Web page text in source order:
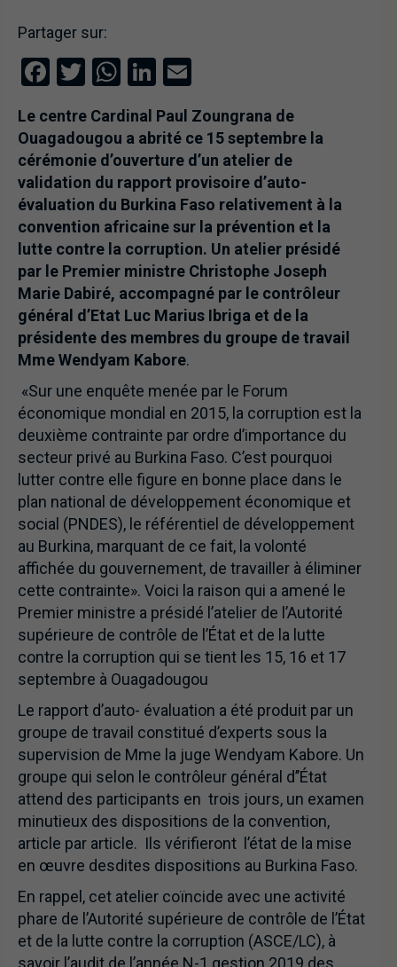
Partager sur:
Facebook
Twitter
WhatsApp
LinkedIn
Le centre Cardinal Paul Zoungrana de
Ouagadougou a abrité ce 15 septembre la
cérémonie d’ouverture d’un atelier de
validation du rapport provisoire d’auto-
évaluation du Burkina Faso relativement à la
convention africaine sur la prévention et la
lutte contre la corruption. Un atelier présidé
par le Premier ministre Christophe Joseph
Marie Dabiré, accompagné par le contrôleur
général d’Etat Luc Marius Ibriga et de la
présidente des membres du groupe de travail
Mme Wendyam Kabore.
«Sur une enquête menée par le Forum
économique mondial en 2015, la corruption est la
deuxième contrainte par ordre d’importance du
secteur privé au Burkina Faso. C’est pourquoi
lutter contre elle figure en bonne place dans le
plan national de développement économique et
social (PNDES), le référentiel de développement
au Burkina, marquant de ce fait, la volonté
affichée du gouvernement, de travailler à éliminer
cette contrainte». Voici la raison qui a amené le
Premier ministre a présidé l’atelier de l’Autorité
supérieure de contrôle de l’État et de la lutte
contre la corruption qui se tient les 15, 16 et 17
septembre à Ouagadougou
Le rapport d’auto- évaluation a été produit par un
groupe de travail constitué d’experts sous la
supervision de Mme la juge Wendyam Kabore. Un
groupe qui selon le contrôleur général d’’État
attend des participants en trois jours, un examen
minutieux des dispositions de la convention,
article par article. Ils vérifieront l’état de la mise
en œuvre desdites dispositions au Burkina Faso.
En rappel, cet atelier coïncide avec une activité
phare de l’Autorité supérieure de contrôle de l’État
et de la lutte contre la corruption (ASCE/LC), à
savoir l’audit de l’année N-1 gestion 2019 des